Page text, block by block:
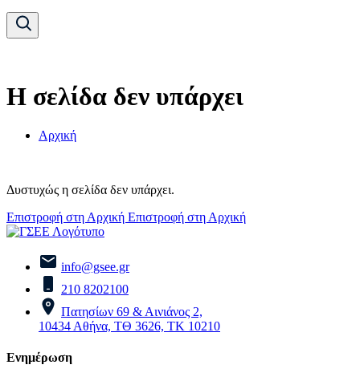
Η σελίδα δεν υπάρχει
Αρχική
Δυστυχώς η σελίδα δεν υπάρχει.
Επιστροφή στη Αρχική Επιστροφή στη Αρχική
info@gsee.gr
210 8202100
Πατησίων 69 & Αινιάνος 2,
10434 Αθήνα, ΤΘ 3626, ΤΚ 10210
Ενημέρωση